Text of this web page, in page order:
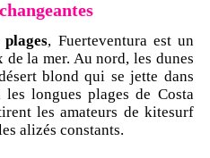
, Fuerteventura est un
la mer. Au nord, les dunes
blond qui se jette dans
longues plages de Costa
les amateurs de kitesurf
alizés constants.